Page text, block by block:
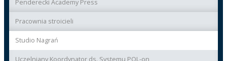
Penderecki Academy Press
Pracownia stroicieli
Studio Nagrań